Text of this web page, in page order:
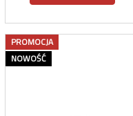
PROMOCJA
NOWOŚĆ